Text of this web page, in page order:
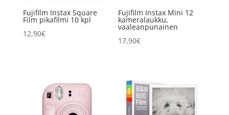
Fujifilm Instax Square
Film pikafilmi 10 kpl
12,90€
Fujifilm Instax Mini 12
kameralaukku,
vaaleanpunainen
17,90€